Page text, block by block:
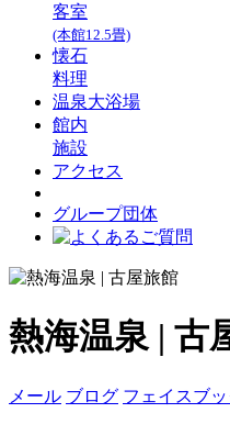
客室
(本館12.5畳)
懐石
料理
温泉大浴場
館内
施設
アクセス
グループ団体
熱海温泉 | 古
メール ブログ フェイスブッ